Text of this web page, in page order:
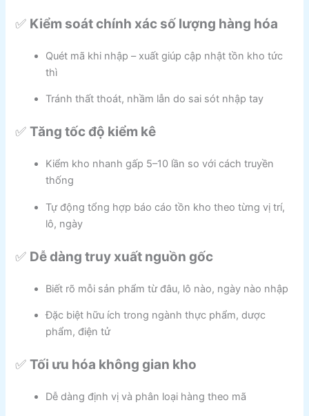
✅ Kiểm soát chính xác số lượng hàng hóa
Quét mã khi nhập – xuất giúp cập nhật tồn kho tức
thì
Tránh thất thoát, nhầm lẫn do sai sót nhập tay
✅Tăng tốc độ kiểm kê
Kiểm kho nhanh gấp 5–10 lần so với cách truyền
thống
Tự động tổng hợp báo cáo tồn kho theo từng vị trí,
lô, ngày
✅ Dễ dàng truy xuất nguồn gốc
Biết rõ mỗi sản phẩm từ đâu, lô nào, ngày nào nhập
Đặc biệt hữu ích trong ngành thực phẩm, dược
phẩm, điện tử
✅Tối ưu hóa không gian kho
Dễ dàng định vị và phân loại hàng theo mã